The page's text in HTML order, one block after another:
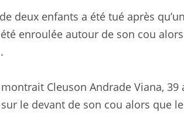
deux enfants a été tué après
enroulée autour de son cou
Cleuson Andrade Viana,
le devant de son cou alors que